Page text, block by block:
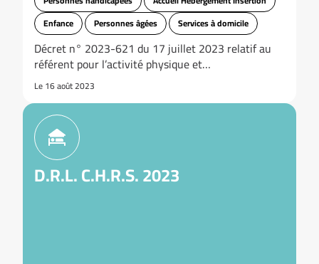
Enfance
Personnes âgées Services à domicile
Décret n° 2023-621 du 17 juillet 2023 relatif au
référent pour l’activité physique et…
Le 16 août 2023
D.R.L. C.H.R.S. 2023